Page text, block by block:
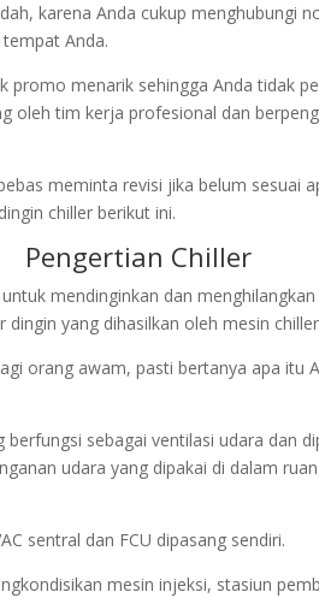
karena Anda cukup menghubungi
Anda.
promo menarik sehingga Anda tidak
oleh tim kerja profesional dan
meminta revisi jika belum sesuai
chiller berikut ini.
Pengertian Chiller
mendinginkan dan
yang dihasilkan oleh mesin
orang awam, pasti bertanya apa itu
sebagai ventilasi udara dan
udara yang dipakai di dalam
sentral dan FCU dipasang sendiri.
mesin injeksi, stasiun